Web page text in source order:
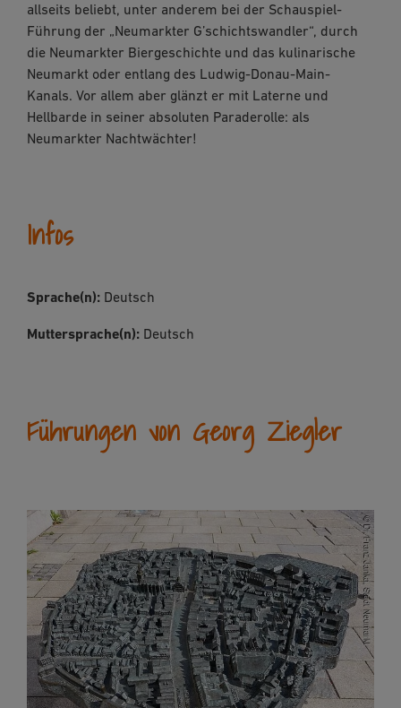
allseits beliebt, unter anderem bei der Schauspiel-
Führung der „Neumarkter G’schichtswandler“, durch
die Neumarkter Biergeschichte und das kulinarische
Neumarkt oder entlang des Ludwig-Donau-Main-
Kanals. Vor allem aber glänzt er mit Laterne und
Hellbarde in seiner absoluten Paraderolle: als
Neumarkter Nachtwächter!
Infos
Sprache(n): Deutsch
Muttersprache(n): Deutsch
Führungen von Georg Ziegler